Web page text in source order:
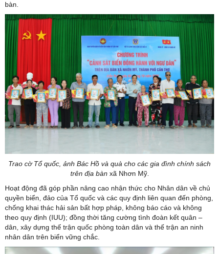
bàn.
Trao cờ Tổ quốc, ảnh Bác Hồ và quà cho các gia đình chính sách
trên địa bàn xã Nhơn Mỹ.
Hoạt động đã góp phần nâng cao nhận thức cho Nhân dân về chủ
quyền biển, đảo của Tổ quốc và các quy định liên quan đến phòng,
chống khai thác hải sản bất hợp pháp, không báo cáo và không
theo quy định (IUU); đồng thời tăng cường tình đoàn kết quân –
dân, xây dựng thế trận quốc phòng toàn dân và thế trận an ninh
nhân dân trên biển vững chắc.